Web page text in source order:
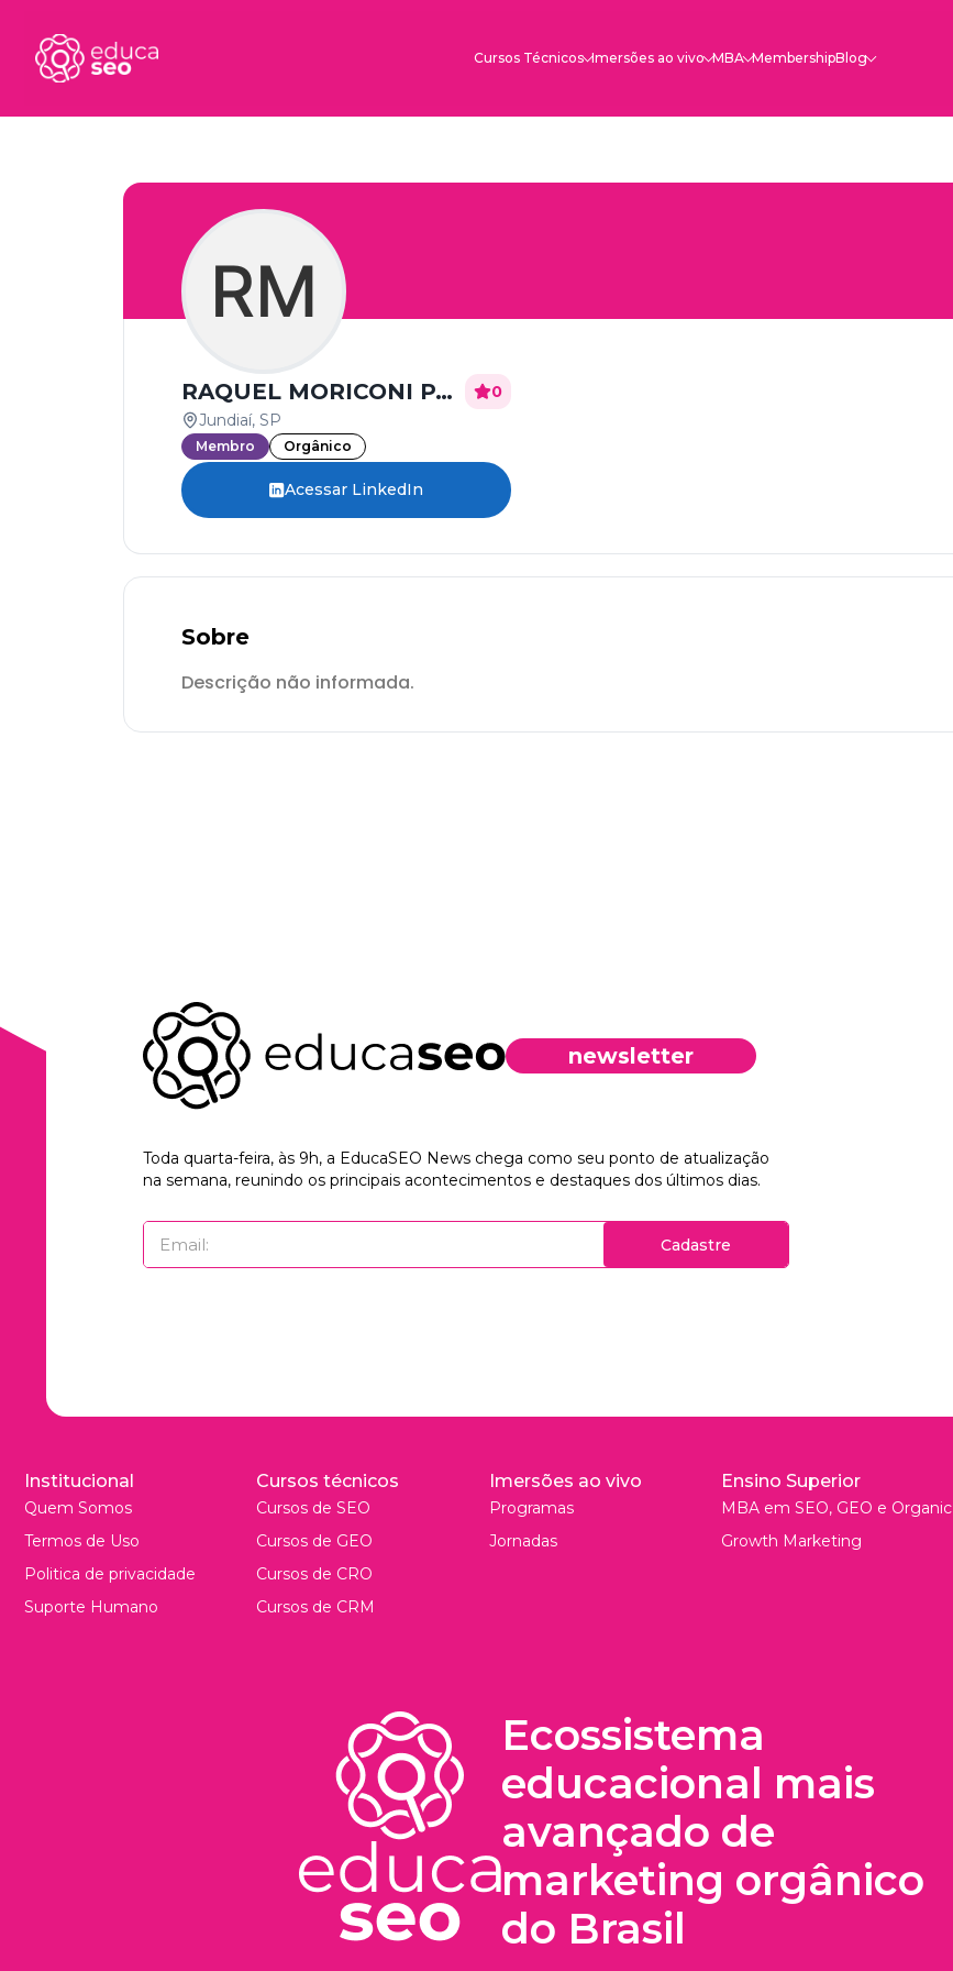
Cursos Técnicos Imersões ao vivo MBA MembershipBlog
RM
RAQUEL MORICONI PASSOS
0
Jundiaí, SP
Membro Orgânico
Acessar LinkedIn
Sobre
Descrição não informada.
newsletter
Toda quarta-feira, às 9h, a EducaSEO News chega como seu ponto de atualização
na semana, reunindo os principais acontecimentos e destaques dos últimos dias.
Cadastre
Institucional
Quem Somos
Termos de Uso
Politica de privacidade
Suporte Humano
Cursos técnicos
Cursos de SEO
Cursos de GEO
Cursos de CRO
Cursos de CRM
Imersões ao vivo
Programas
Jornadas
Ensino Superior
MBA em SEO, GEO e Organic
Growth Marketing
Ecossistema
educacional mais
avançado de
marketing orgânico
do Brasil